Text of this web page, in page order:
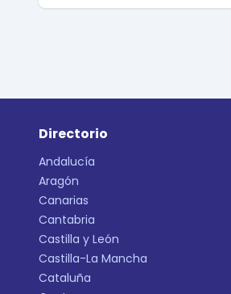
Directorio
Andalucía
Aragón
Canarias
Cantabria
Castilla y León
Castilla-La Mancha
Cataluña